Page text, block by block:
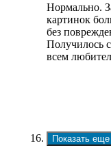
Нормально.
картинок
без
Получилось
всем
Показать еще